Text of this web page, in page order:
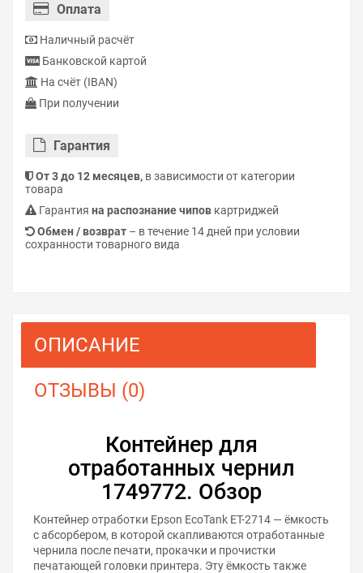
Оплата
Наличный расчёт
Банковской картой
На счёт (IBAN)
При получении
Гарантия
От 3 до 12 месяцев, в зависимости от категории
товара
Гарантия на распознание чипов картриджей
Обмен / возврат – в течение 14 дней при условии
сохранности товарного вида
ОПИСАНИЕ
ОТЗЫВЫ (0)
Контейнер для
отработанных чернил
1749772. Обзор
Контейнер отработки Epson EcoTank ET-2714 — ёмкость
с абсорбером, в которой скапливаются отработанные
чернила после печати, прокачки и прочистки
печатающей головки принтера. Эту ёмкость также